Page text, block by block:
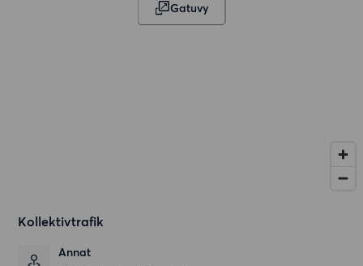
Gatuvy
Kollektivtrafik
Annat